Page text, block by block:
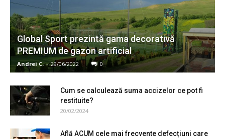
Global Sport prezintă gama decorativă
PREMIUM de gazon artificial
Andrei C. - 29/06/2022 0
Cum se calculează suma accizelor ce pot fi
restituite?
20/02/2024
Află ACUM cele mai frecvente defecțiuni care